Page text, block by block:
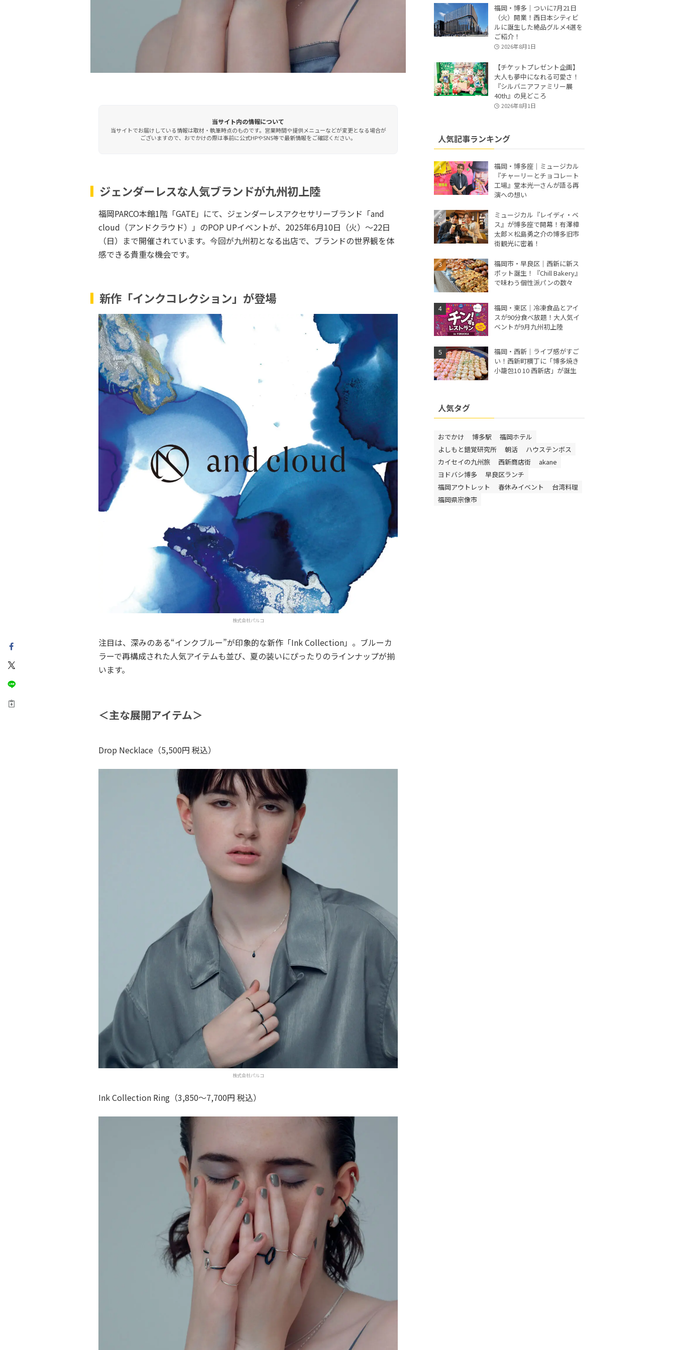
当サイト内の情報について
当サイトでお届けしている情報は取材・執筆時点のものです。営業時間や提供メニューなどが変更となる場合が
ございますので、おでかけの際は事前に公式HPやSNS等で最新情報をご確認ください。
ジェンダーレスな人気ブランドが九州初上陸
福岡PARCO本館1階「GATE」にて、ジェンダーレスアクセサリーブランド「and
cloud（アンドクラウド）」のPOP UPイベントが、2025年6月10日（火）〜22日
（日）まで開催されています。今回が九州初となる出店で、ブランドの世界観を体
感できる貴重な機会です。
新作「インクコレクション」が登場
株式会社パルコ
注目は、深みのある“インクブルー”が印象的な新作「Ink Collection」。ブルーカ
ラーで再構成された人気アイテムも並び、夏の装いにぴったりのラインナップが揃
います。
＜主な展開アイテム＞
Drop Necklace（5,500円 税込）
株式会社パルコ
Ink Collection Ring（3,850〜7,700円 税込）
福岡・博多｜ついに7月21日
（火）開業！西日本シティビ
ルに誕生した絶品グルメ4選を
ご紹介！
2026年8月1日
【チケットプレゼント企画】
大人も夢中になれる可愛さ！
『シルバニアファミリー展
40th』の見どころ
2026年8月1日
人気記事ランキング
福岡・博多座｜ミュージカル
『チャーリーとチョコレート
工場』堂本光一さんが語る再
演への想い
ミュージカル『レイディ・ベ
ス』が博多座で開幕！有澤樟
太郎×松島勇之介の博多旧市
街観光に密着！
福岡市・早良区｜西新に新ス
ポット誕生！『Chill Bakery』
で味わう個性派パンの数々
福岡・東区｜冷凍食品とアイ
スが90分食べ放題！大人気イ
ベントが9月九州初上陸
福岡・西新｜ライブ感がすご
い！西新町横丁に「博多焼き
小籠包10 10 西新店」が誕生
人気タグ
おでかけ 博多駅
福岡ホテル
よしもと錯覚研究所
朝活
ハウステンボス
カイセイの九州旅
西新商店街
akane
ヨドバシ博多
早良区ランチ
福岡アウトレット
春休みイベント
台湾料理
福岡県宗像市